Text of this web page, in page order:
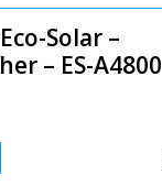
Solar –
– ES-A4800